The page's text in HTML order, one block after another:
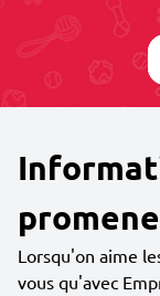
Lorsqu'on aime
vous qu'avec